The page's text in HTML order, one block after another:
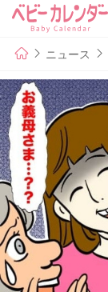
ニュース